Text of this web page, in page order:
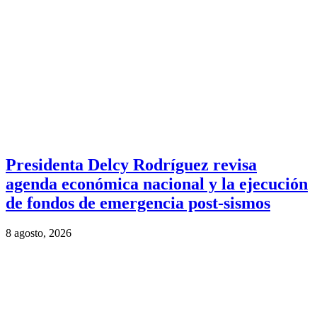
Presidenta Delcy Rodríguez revisa
agenda económica nacional y la ejecución
de fondos de emergencia post-sismos
8 agosto, 2026